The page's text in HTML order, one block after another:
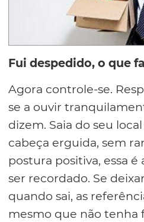
Fui despedido, o que
Agora controle-se.
se a ouvir
dizem. Saia do seu
cabeça erguida, sem
postura positiva, essa
ser recordado. Se
quando sai, as
mesmo que não